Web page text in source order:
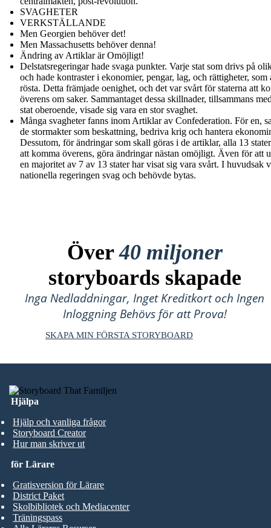
SVAGHETER
VERKSTÄLLANDE
Men Georgien behöver det!
Men Massachusetts behöver denna!
Ändring av Artiklar är Omöjligt!
Delstatsregeringar hade svaga punkter. Varje stat som drivs på
och hade kontraster i ekonomier, pengar, lag, och rättigheter, som
rösta. Detta främjade oenighet, och det var svårt för staterna att
överens om saker. Sammantaget dessa skillnader, tillsammans
stat oberoende, visade sig vara en stor svaghet.
Många svagheter fanns inom Artiklar av Confederation. För en,
de stormakter som beskattning, bedriva krig och hantera
Dessutom, för ändringar som skall göras i de artiklar, alla 13
att komma överens, göra ändringar nästan omöjligt. Även för att
en majoritet av 7 av 13 stater har visat sig vara svårt. I huvudsak
nationella regeringen svag och behövde bytas.
Över40 miljoner
storyboards skapade
Inga Nedladdningar, Inget Kreditkort och Ingen
Inloggning Behövs för att Prova!
SKAPA MIN FÖRSTA STORYBOARD
Hjälpa
Hjälp och vanliga frågor
Storyboard Creator
Hur man skriver ut
för Lärare
Gratisversion för Lärare
District Paket
Skolbibliotek och Mediacenter
Träningspass